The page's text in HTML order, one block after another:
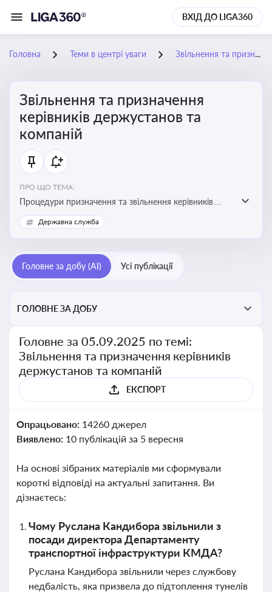
ВХІД ДО LIGA360
Головна Теми в центрі уваги Звільнення та призначення керівників держустанов та компаній
Звільнення та призначення
керівників держустанов та
компаній
ПРО ЩО ТЕМА:
Процедури призначення та звільнення керівників
установ та підприємств
Державна служба
Головне за добу (AI) Усі публікації
ГОЛОВНЕ ЗА ДОБУ
Головне за 05.09.2025 по темі:
Звільнення та призначення керівників
держустанов та компаній
ЕКСПОРТ
Опрацьовано: 14260 джерел
Виявлено: 10 публікацій за 5 вересня
На основі зібраних матеріалів ми сформували
короткі відповіді на актуальні запитання. Ви
дізнаєтесь:
Чому Руслана Кандибора звільнили з
посади директора Департаменту
транспортної інфраструктури КМДА?
Руслана Кандибора звільнили через службову
недбалість, яка призвела до підтоплення тунелів